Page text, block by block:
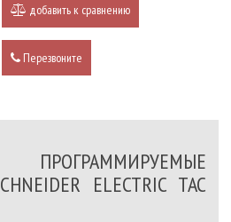
добавить к сравнению
Перезвоните
ELECTRIC TAC